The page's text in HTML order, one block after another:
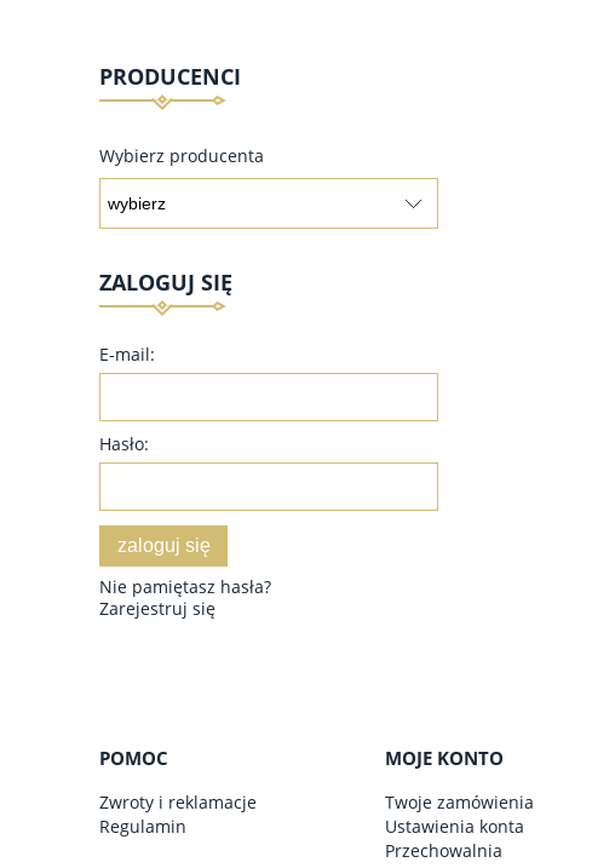
PRODUCENCI
Wybierz producenta
ZALOGUJ SIĘ
E-mail:
Hasło:
zaloguj się
Nie pamiętasz hasła?
Zarejestruj się
POMOC
Zwroty i reklamacje
Regulamin
MOJE KONTO
Twoje zamówienia
Ustawienia konta
Przechowalnia